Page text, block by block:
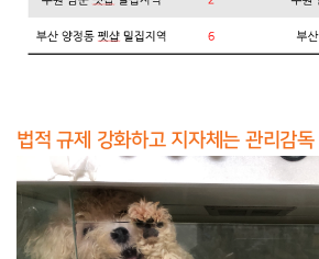
법적 규제 강화하고 지자체는 관리감독